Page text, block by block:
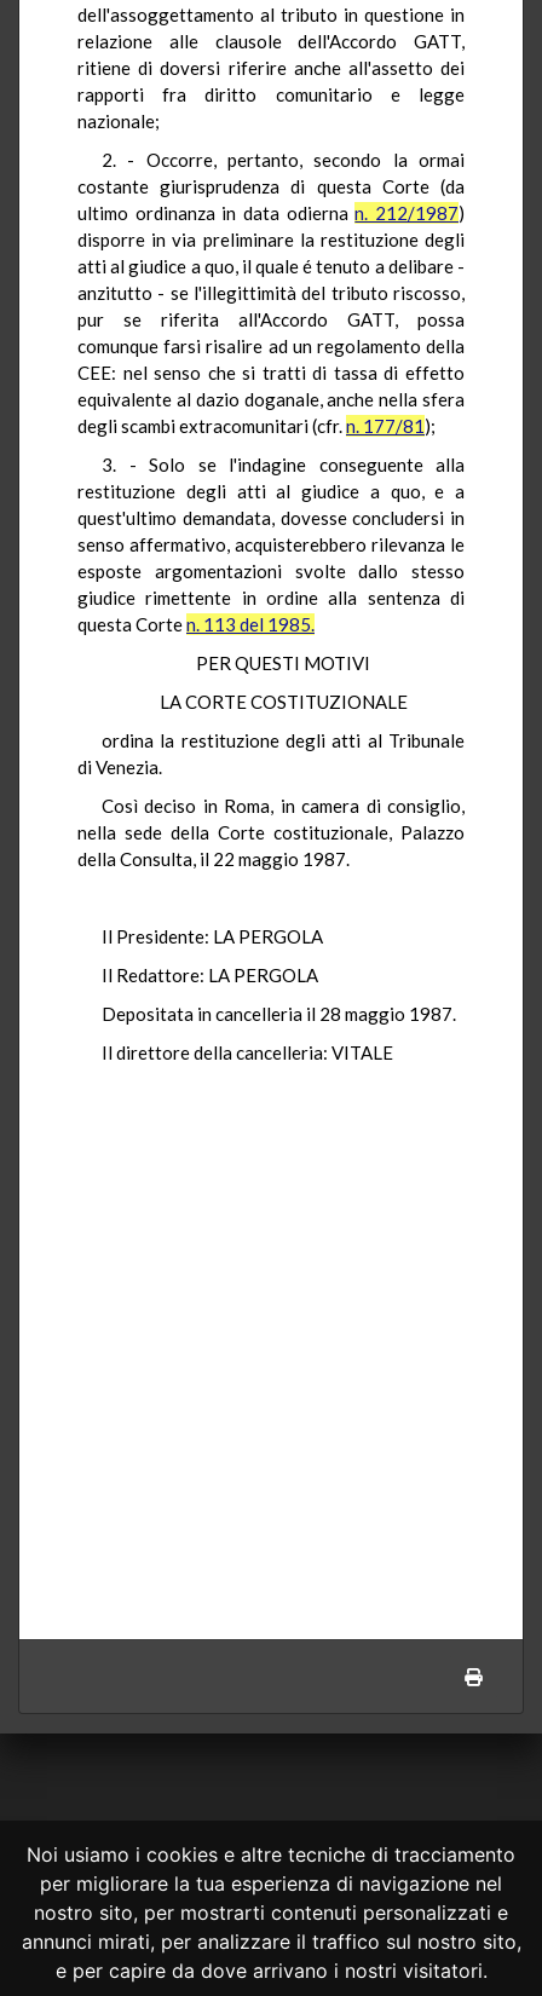
Noi usiamo i cookies e altre tecniche di tracciamento
per migliorare la tua esperienza di navigazione nel
nostro sito, per mostrarti contenuti personalizzati e
annunci mirati, per analizzare il traffico sul nostro sito,
e per capire da dove arrivano i nostri visitatori.
dell'assoggettamento al tributo in questione in
relazione alle clausole dell'Accordo GATT,
ritiene di doversi riferire anche all'assetto dei
rapporti fra diritto comunitario e legge
nazionale;
2. - Occorre, pertanto, secondo la ormai
costante giurisprudenza di questa Corte (da
ultimo ordinanza in data odiernan. 212/1987)
disporre in via preliminare la restituzione degli
atti al giudice a quo, il quale é tenuto a delibare -
anzitutto - se l'illegittimità del tributo riscosso,
pur se riferita all'Accordo GATT, possa
comunque farsi risalire ad un regolamento della
CEE: nel senso che si tratti di tassa di effetto
equivalente al dazio doganale, anche nella sfera
degli scambi extracomunitari (cfr.n. 177/81);
3. - Solo se l'indagine conseguente alla
restituzione degli atti al giudice a quo, e a
quest'ultimo demandata, dovesse concludersi in
senso affermativo, acquisterebbero rilevanza le
esposte argomentazioni svolte dallo stesso
giudice rimettente in ordine alla sentenza di
questa Corten. 113 del 1985.
PER QUESTI MOTIVI
LA CORTE COSTITUZIONALE
ordina la restituzione degli atti al Tribunale
di Venezia.
Così deciso in Roma, in camera di consiglio,
nella sede della Corte costituzionale, Palazzo
della Consulta, il 22 maggio 1987.
Il Presidente: LA PERGOLA
Il Redattore: LA PERGOLA
Depositata in cancelleria il 28 maggio 1987.
Il direttore della cancelleria: VITALE
CONSULTA ONLINE DAL 1995 -NOTE LEGALI
Consulta OnLine non ha prodotto e non è responsabile per i contenuti e
le informazioni legali di siti collegati.